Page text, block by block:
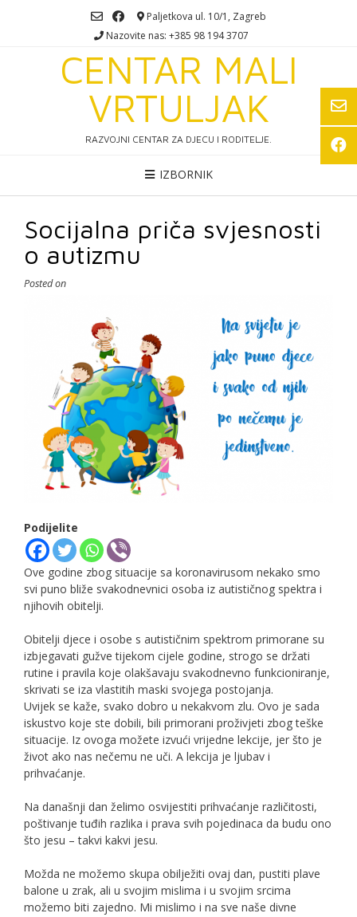
Paljetkova ul. 10/1, Zagreb
Nazovite nas: +385 98 194 3707
CENTAR MALI
VRTULJAK
RAZVOJNI CENTAR ZA DJECU I RODITELJE.
IZBORNIK
Socijalna priča svjesnosti
o autizmu
Posted on
Podijelite
Ove godine zbog situacije sa koronavirusom nekako smo
svi puno bliže svakodnevnici osoba iz autističnog spektra i
njihovih obitelji.
Obitelji djece i osobe s autističnim spektrom primorane su
izbjegavati gužve tijekom cijele godine, strogo se držati
rutine i pravila koje olakšavaju svakodnevno funkcioniranje,
skrivati se iza vlastitih maski svojega postojanja.
Uvijek se kaže, svako dobro u nekakvom zlu. Ovo je sada
iskustvo koje ste dobili, bili primorani proživjeti zbog teške
situacije. Iz ovoga možete izvući vrijedne lekcije, jer što je
život ako nas nečemu ne uči. A lekcija je ljubav i
prihvaćanje.
Na današnji dan želimo osvijestiti prihvaćanje različitosti,
poštivanje tuđih razlika i prava svih pojedinaca da budu ono
što jesu – takvi kakvi jesu.
Možda ne možemo skupa obilježiti ovaj dan, pustiti plave
balone u zrak, ali u svojim mislima i u svojim srcima
možemo biti zajedno. Mi mislimo i na sve naše divne